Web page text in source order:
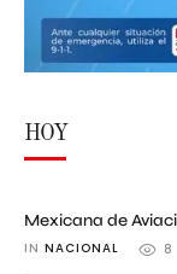
HOY
Mexicana de
IN NACIONAL 8